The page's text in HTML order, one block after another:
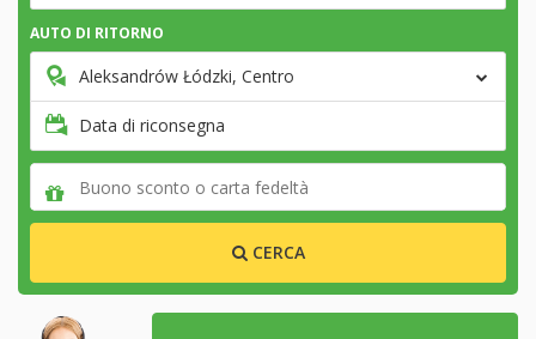
AUTO DI RITORNO
Aleksandrów Łódzki, Centro
Data di riconsegna
CERCA